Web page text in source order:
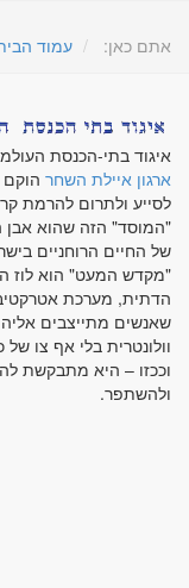
אתם כאן: עמוד
איגוד בתי-הכנסת
ארגון איילת השחר הוקם
לסייע ולתרום להרמת
"המוסד" הזה שהוא אבן
של החיים הרוחניים
"מקדש המעט" הוא לוז
הדתית, מערכת
שאנשים מתייצבים אליה
וולונטרית בלי אף צו של
וככזו – היא מתבקשת
ולהשתפר.